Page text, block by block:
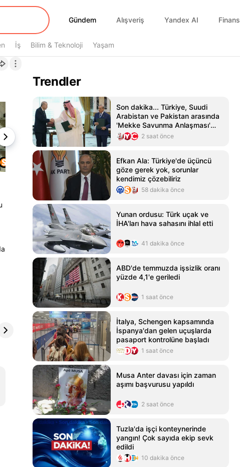
Gündem
Gündem Alışveriş Yandex AI Finans
İş Bilim & Teknoloji Yaşam
4
Trendler
Son dakika... Türkiye, Suudi
Arabistan ve Pakistan arasında
'Mekke Savunma Anlaşması'
imzalandı2 saat önce
Efkan Ala: Türkiye'de üçüncü
göze gerek yok, sorunlar
kendimiz çözebiliriz
58 dakika önce
Yunan ordusu: Türk uçak ve
İHA'ları hava sahasını ihlal etti
41 dakika önce
ABD'de temmuzda işsizlik oranı
yüzde 4,1'e geriledi
1 saat önce
İtalya, Schengen kapsamında
İspanya'dan gelen uçuşlarda
pasaport kontrolüne başladı
1 saat önce
Musa Anter davası için zaman
aşımı başvurusu yapıldı
2 saat önce
Tuzla'da işçi konteynerinde
yangın! Çok sayıda ekip sevk
edildi
10 dakika önce